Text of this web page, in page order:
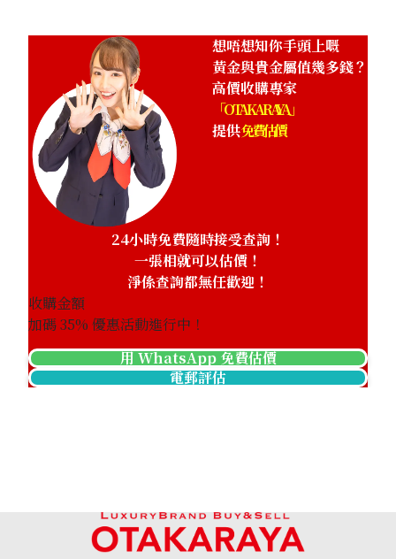
想唔想知你手頭上嘅
黃金與貴金屬值幾多錢？
高價收購專家
「OTAKARAYA」
提供免費估價
24小時免費隨時接受查詢！
一張相就可以估價！
淨係查詢都無任歡迎！
收購金額
加碼35% 優惠活動進行中！
用 WhatsApp 免費估價
電郵評估